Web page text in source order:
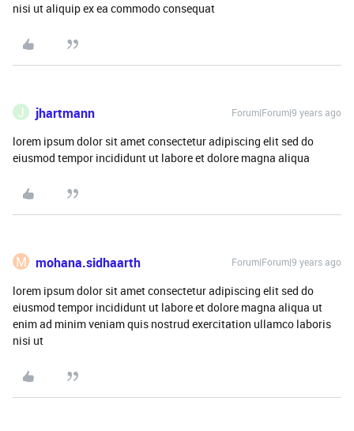
nisi ut aliquip ex ea commodo consequat
J jhartmann Forum|Forum|9 years ago
lorem ipsum dolor sit amet consectetur adipiscing elit sed do
eiusmod tempor incididunt ut labore et dolore magna aliqua
M mohana.sidhaarth Forum|Forum|9 years ago
lorem ipsum dolor sit amet consectetur adipiscing elit sed do
eiusmod tempor incididunt ut labore et dolore magna aliqua ut
enim ad minim veniam quis nostrud exercitation ullamco laboris
nisi ut